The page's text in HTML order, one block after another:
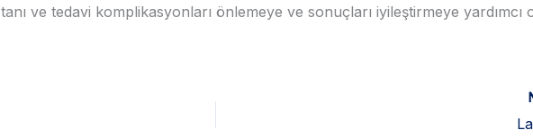
ve tedavi komplikasyonları önlemeye ve sonuçları iyileştirmeye yardımcı